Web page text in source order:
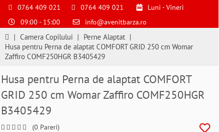
pentru
suna
0764409021
a
comanda
telefonic
0764 409 021 0764 409 021
Luni - Vineri
09:00 - 15:00
info@avenitbarza.ro
| Camera Copilului | Perne Alaptat |
Husa pentru Perna de alaptat COMFORT GRID 250 cm Womar
Zaffiro COMF250HGR B3405429
Husa pentru Perna de alaptat COMFORT
GRID 250 cm Womar Zaffiro COMF250HGR
B3405429
(0 Pareri)